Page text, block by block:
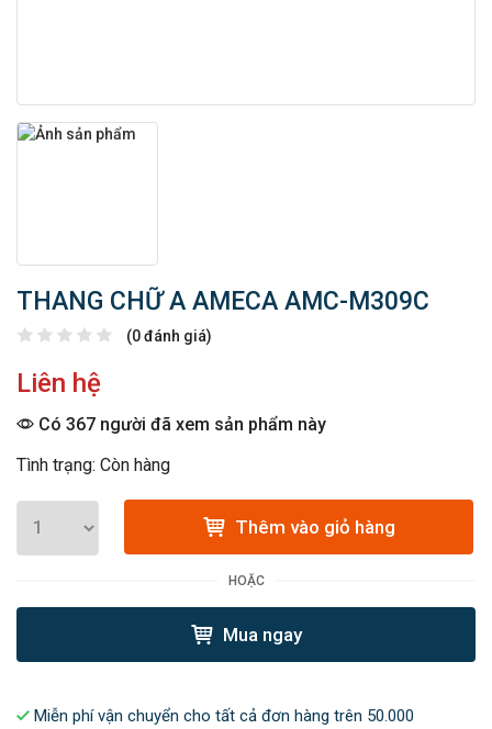
THANG CHỮ A AMECA AMC-M309C
(0 đánh giá)
Liên hệ
Có 367 người đã xem sản phẩm này
Tình trạng: Còn hàng
Thêm vào giỏ hàng
HOẶC
Mua ngay
Miễn phí vận chuyển cho tất cả đơn hàng trên 50.000